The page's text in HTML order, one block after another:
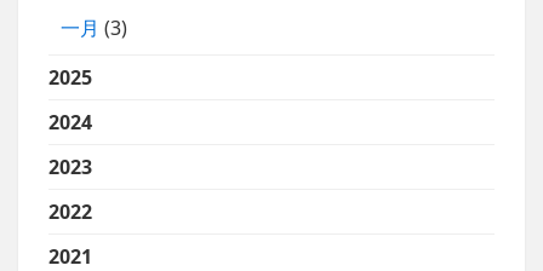
一月 (3)
2025
2024
2023
2022
2021